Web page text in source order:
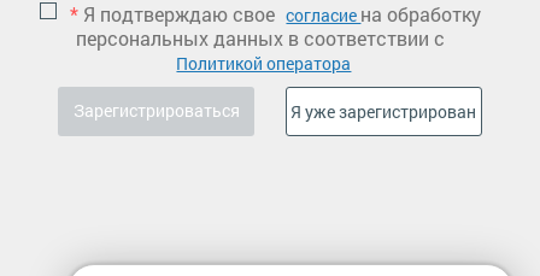
* Я подтверждаю свое согласие на обработку
персональных данных в соответствии с
Политикой оператора